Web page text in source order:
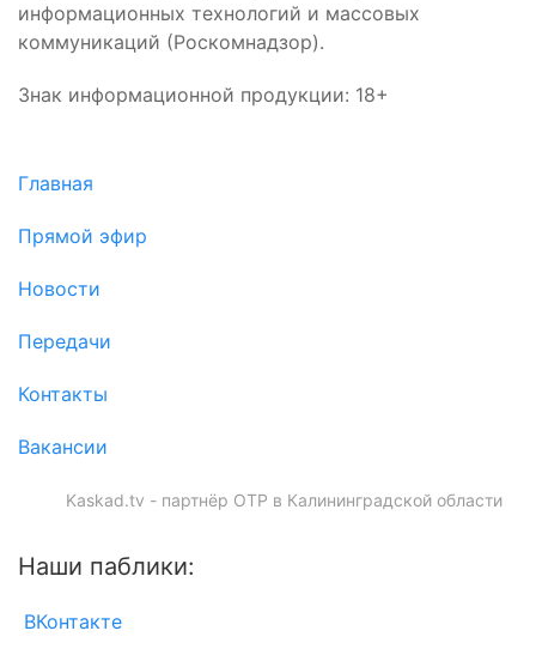
информационных технологий и массовых
коммуникаций (Роскомнадзор).
Знак информационной продукции: 18+
Главная
Прямой эфир
Новости
Передачи
Контакты
Вакансии
Kaskad.tv - партнёр ОТР в Калининградской области
Наши паблики:
ВКонтакте